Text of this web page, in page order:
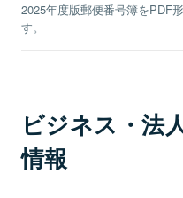
2025年度版郵便番号簿をPDF
す。
ビジネス・法
情報